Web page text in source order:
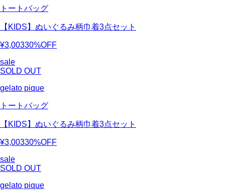
トートバッグ
【KIDS】ぬいぐるみ柄巾着3点セット
¥3,00330%OFF
sale
SOLD OUT
gelato pique
トートバッグ
【KIDS】ぬいぐるみ柄巾着3点セット
¥3,00330%OFF
sale
SOLD OUT
gelato pique